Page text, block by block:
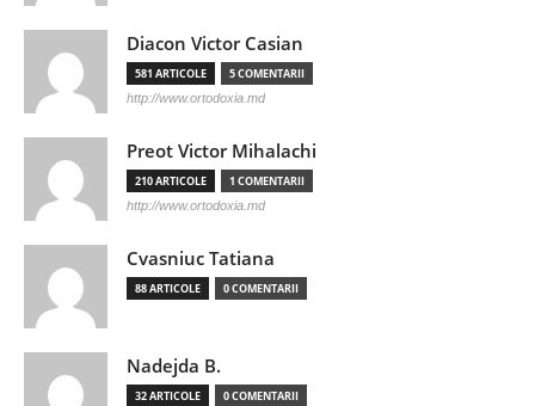
Diacon Victor Casian
581 ARTICOLE 5 COMENTARII
http://www.ortodoxia.md
Preot Victor Mihalachi
210 ARTICOLE 1 COMENTARII
http://www.ortodoxia.md
Cvasniuc Tatiana
88 ARTICOLE 0 COMENTARII
Nadejda B.
32 ARTICOLE 0 COMENTARII